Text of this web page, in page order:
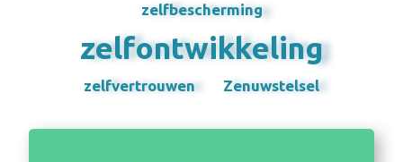
zelfbescherming
zelfontwikkeling
zelfvertrouwen Zenuwstelsel